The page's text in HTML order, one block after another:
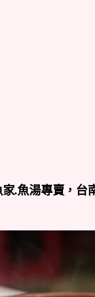
.魚湯專賣，台